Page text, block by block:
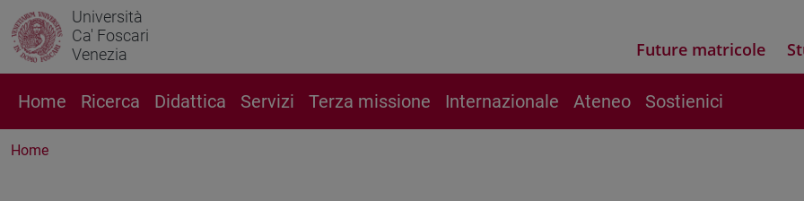
Università
Ca' Foscari
Venezia
Future matricole
Home Ricerca Didattica Servizi Terza missione Internazionale Ateneo Sostienici
Home